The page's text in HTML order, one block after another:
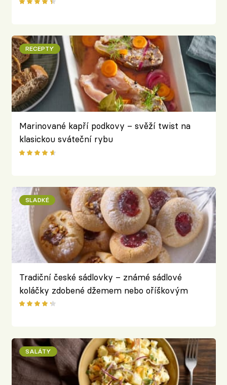
RECEPTY
Marinované kapří podkovy – svěží twist na
klasickou sváteční rybu
SLADKÉ
Tradiční české sádlovky – známé sádlové
koláčky zdobené džemem nebo oříškovým
krémem
SALÁTY